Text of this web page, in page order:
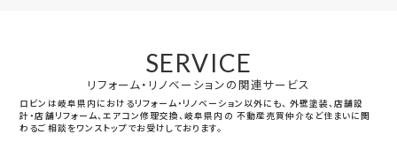
SERVICE
リフォーム・リノベーションの関連サービス
ロビンは岐阜県内におけるリフォーム・リノベーション以外にも、 外壁塗装、店舗設
計・店舗リフォーム、エアコン修理交換、岐阜県内の 不動産売買仲介など住まいに関
わるご相談をワンストップでお受けしております。